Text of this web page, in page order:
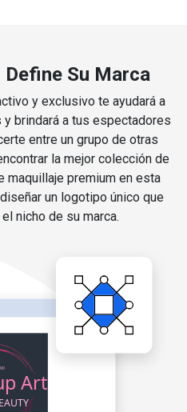
Define Su Marca
y exclusivo te ayudará a
brindará a tus espectadores
entre un grupo de otras
la mejor colección de
maquillaje premium en esta
un logotipo único que
nicho de su marca.